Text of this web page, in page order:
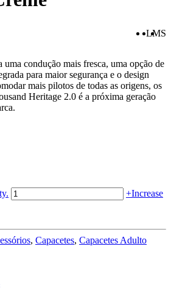
LMS
condução mais fresca, uma opção de
para maior segurança e o design
mais pilotos de todas as origens, os
Heritage 2.0 é a próxima geração
Quantidade
de
2.0
Speedway
+Increase
, Capacetes, Capacetes Adulto